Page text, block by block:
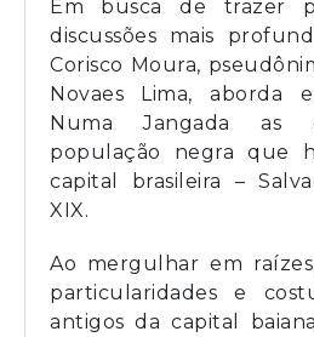
Em busca de trazer
discussões mais
Corisco Moura,
Novaes Lima, aborda
Numa Jangada as
população negra que
capital brasileira –
XIX.
Ao mergulhar em
particularidades e
antigos da capital